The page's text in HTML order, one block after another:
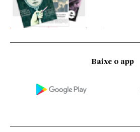
Baixe o app